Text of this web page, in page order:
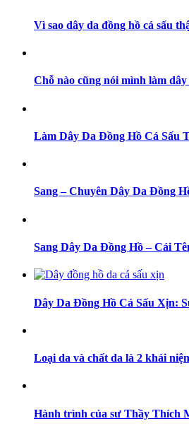
Vì sao dây da đồng hồ cá sấu
Chỗ nào cũng nói mình làm
Làm Dây Da Đồng Hồ Cá Sấu
Sang – Chuyên Dây Da Đồng
Sang Dây Da Đồng Hồ – Cái
Dây Da Đồng Hồ Cá Sấu Xịn:
Loại da và chất da là 2 khái
Hành trình của sư Thầy Thích